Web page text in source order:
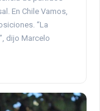
En Chile Vamos,
“La
dijo Marcelo